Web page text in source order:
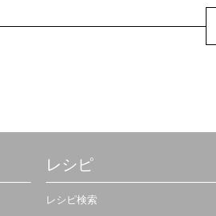
レシピ
レシピ検索